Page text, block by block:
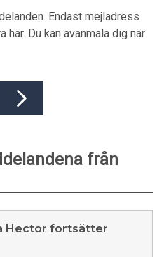
Endast mejladress
här. Du kan avanmäla dig när
från
Hector fortsätter